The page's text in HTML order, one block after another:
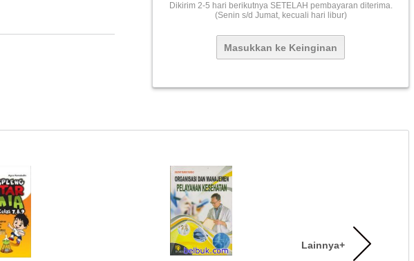
Dikirim 2-5 hari berikutnya SETELAH pembayaran diterima.
(Senin s/d Jumat, kecuali hari libur)
Lainnya+